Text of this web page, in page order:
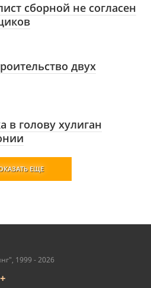
сборной не согласен
двух
в голову хулиган
ЕЩЕ
1999 - 2026